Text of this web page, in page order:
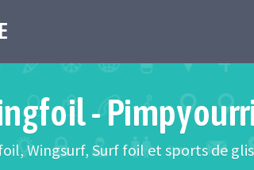
-
Wingsurf, Surf foil et sports de